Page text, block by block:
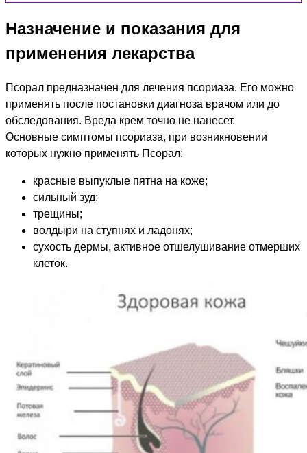
Назначение и показания для
применения лекарства
Псорал предназначен для лечения псориаза. Его можно
применять после постановки диагноза врачом или до
обследования. Вреда крем точно не нанесет.
Основные симптомы псориаза, при возникновении
которых нужно применять Псорал:
красные выпуклые пятна на коже;
сильный зуд;
трещины;
волдыри на ступнях и ладонях;
сухость дермы, активное отшелушивание отмерших
клеток.